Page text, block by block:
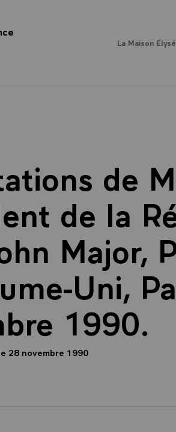
La Maison
de
de la
Major,
Uni,
1990.
28 novembre 1990